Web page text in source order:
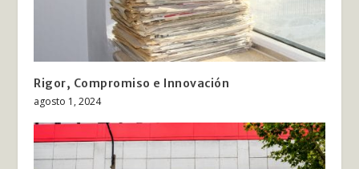
Rigor, Compromiso e Innovación
agosto 1, 2024